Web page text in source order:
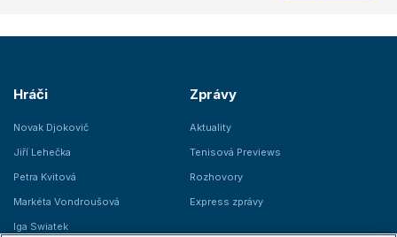
Hráči
Novak Djokovič
Jiří Lehečka
Petra Kvitová
Markéta Vondroušová
Iga Swiatek
Zprávy
Aktuality
Tenisová Previews
Rozhovory
Express zprávy